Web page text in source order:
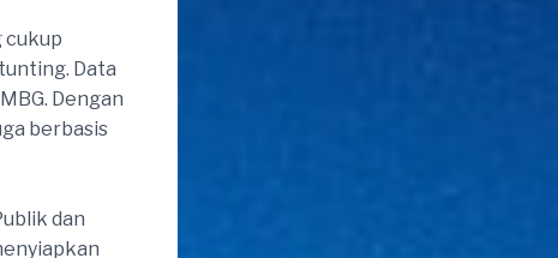
cukup
Data
Dengan
berbasis
dan